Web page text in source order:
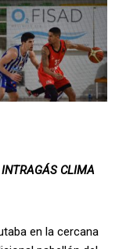
CLIMA
en la cercana